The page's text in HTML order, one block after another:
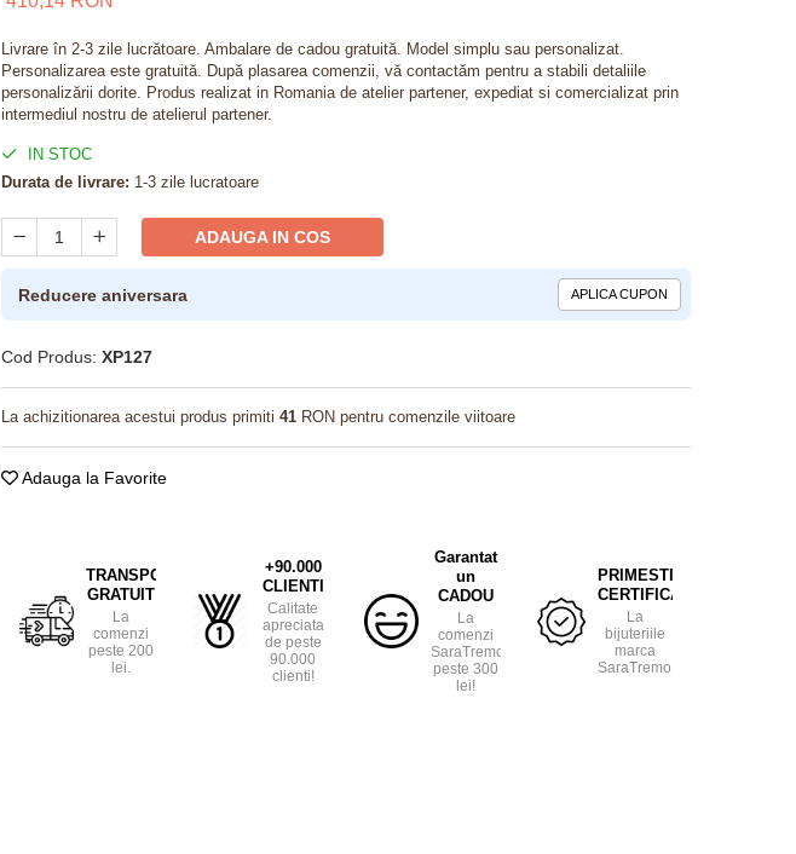
Livrare în 2-3 zile lucrătoare. Ambalare de cadou gratuită. Model simplu sau personalizat.
Personalizarea este gratuită. După plasarea comenzii, vă contactăm pentru a stabili detaliile
personalizării dorite. Produs realizat in Romania de atelier partener, expediat si comercializat prin
intermediul nostru de atelierul partener.
IN STOC
Durata de livrare: 1-3 zile lucratoare
ADAUGA IN COS
Reducere aniversara APLICA CUPON
Cod Produs: XP127
La achizitionarea acestui produs primiti 41 RON pentru comenzile viitoare
Adauga la Favorite
TRANSPORT
GRATUIT
La
comenzi
peste 200
lei.
+90.000
CLIENTI
Calitate
apreciata
de peste
90.000
clienti!
Garantat
un
CADOU
La
comenzi
SaraTremo
peste 300
lei!
PRIMESTI
CERTIFICAT
La
bijuteriile
marca
SaraTremo.